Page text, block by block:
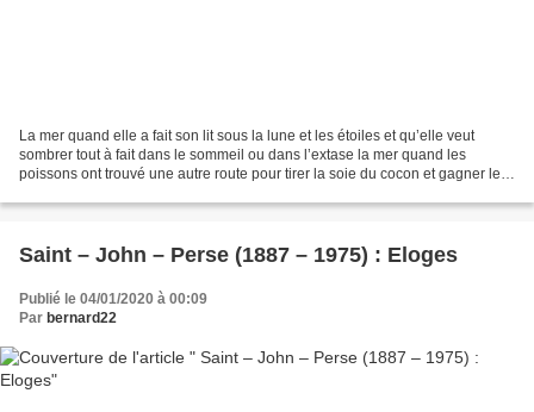
La mer quand elle a fait son lit sous la lune et les étoiles et qu’elle veut
sombrer tout à fait dans le sommeil ou dans l’extase la mer quand les
poissons ont trouvé une autre route pour tirer la soie du cocon et gagner leur
Saint – John – Perse (1887 – 1975) : Eloges
Publié le 04/01/2020 à 00:09
Par bernard22